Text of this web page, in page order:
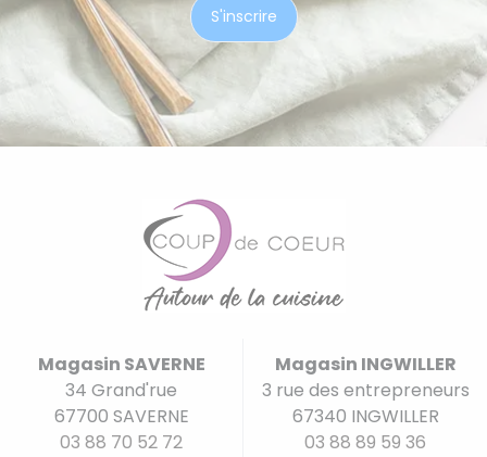
Magasin SAVERNE
34 Grand'rue
67700 SAVERNE
03 88 70 52 72
Magasin INGWILLER
3 rue des entrepreneurs
67340 INGWILLER
03 88 89 59 36